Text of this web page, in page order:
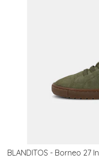
BLANDITOS - Borneo 27